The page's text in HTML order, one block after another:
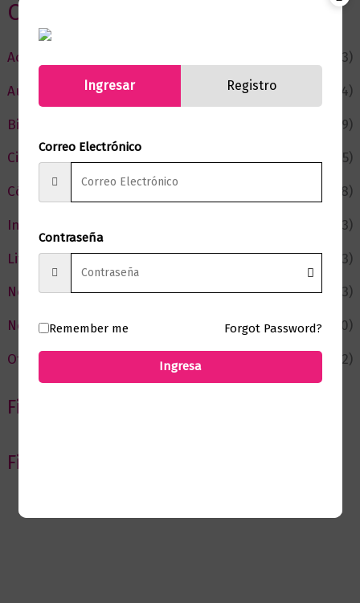
Categorias
Actualidad
(53)
Autor del Mes
(4)
Bienestar
(229)
Ciencia y Conocimiento
(75)
Cómic y Fantasía
(88)
Infantil y Juvenil
(213)
Literatura
(373)
Negocios
(43)
Novedades
(110)
Ofertas
(12)
Filtrar por Autor
Filtrar por editorial
Ingresar Registro
Correo Electrónico
Contraseña
Remember me Forgot Password?
Ingresa